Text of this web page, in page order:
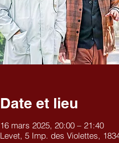
Date et lieu
16 mars 2025, 20:00 – 21:40
Levet, 5 Imp. des Violettes,